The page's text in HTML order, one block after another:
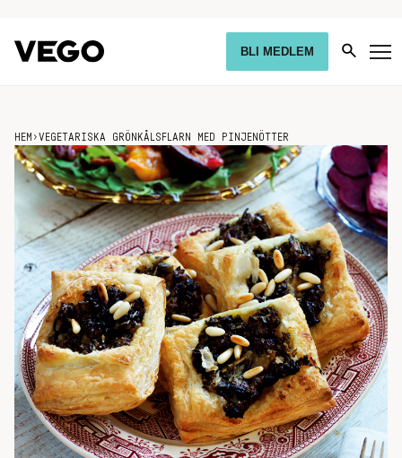
BLI MEDLEM
HEM ›VEGETARISKA GRÖNKÅLSFLARN MED PINJENÖTTER